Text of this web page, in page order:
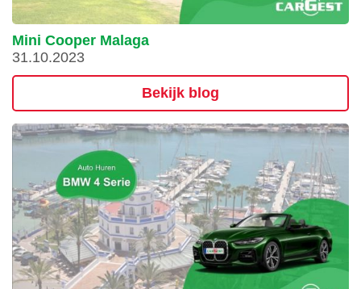
Mini Cooper Malaga
31.10.2023
Bekijk blog